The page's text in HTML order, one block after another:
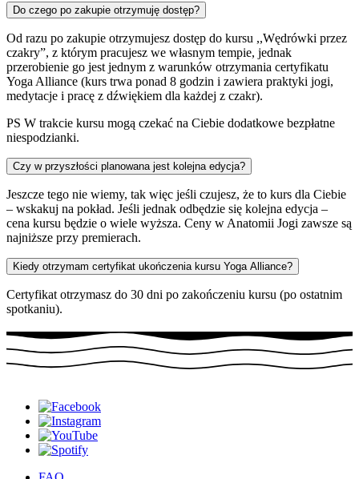
Do czego po zakupie otrzymuję dostęp?
Od razu po zakupie otrzymujesz dostęp do kursu ,,Wędrówki przez
czakry”, z którym pracujesz we własnym tempie, jednak
przerobienie go jest jednym z warunków otrzymania certyfikatu
Yoga Alliance (kurs trwa ponad 8 godzin i zawiera praktyki jogi,
medytacje i pracę z dźwiękiem dla każdej z czakr).
PS W trakcie kursu mogą czekać na Ciebie dodatkowe bezpłatne
niespodzianki.
Czy w przyszłości planowana jest kolejna edycja?
Jeszcze tego nie wiemy, tak więc jeśli czujesz, że to kurs dla Ciebie
– wskakuj na pokład. Jeśli jednak odbędzie się kolejna edycja –
cena kursu będzie o wiele wyższa. Ceny w Anatomii Jogi zawsze są
najniższe przy premierach.
Kiedy otrzymam certyfikat ukończenia kursu Yoga Alliance?
Certyfikat otrzymasz do 30 dni po zakończeniu kursu (po ostatnim
spotkaniu).